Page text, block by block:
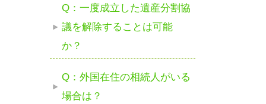
Q：一度成立した遺産分割協
議を解除することは可能
か？
Q：外国在住の相続人がいる
場合は？